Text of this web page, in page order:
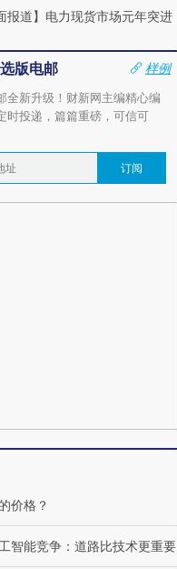
报道】电力现货市场元年突进
版电邮
样例
全新升级！财新网主编精心编
时投递，篇篇重磅，可信可
订阅
价格？
智能竞争：道路比技术更重要